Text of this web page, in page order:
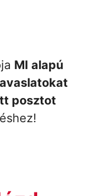
MI alapú
posztot